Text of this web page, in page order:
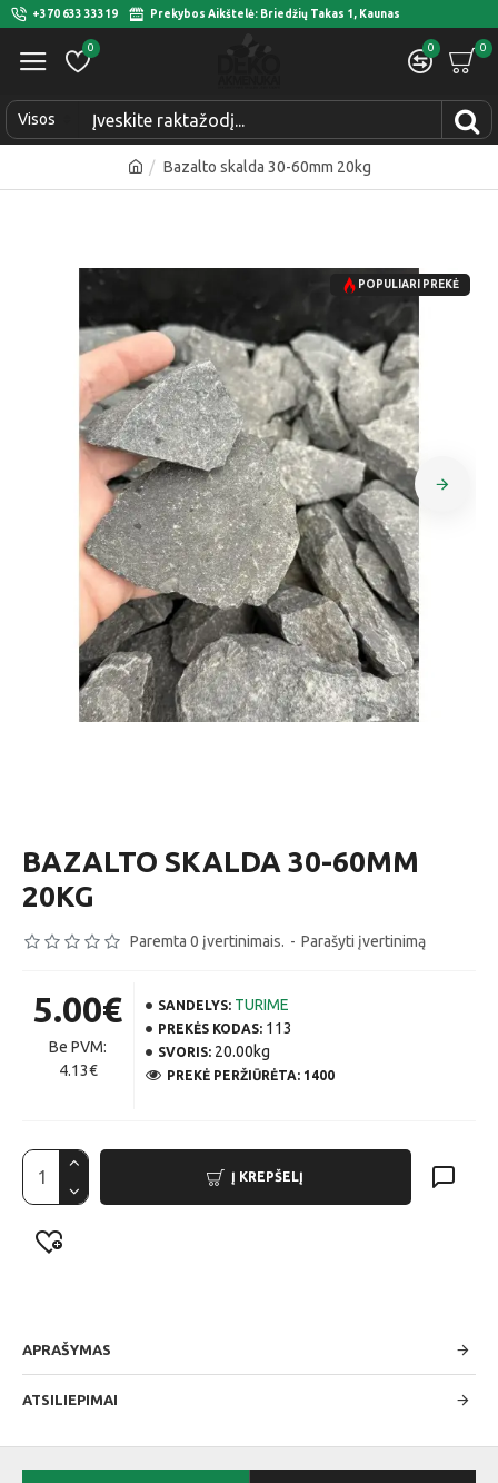
+370 633 33319 Prekybos Aikštelė: Briedžių Takas 1, Kaunas
0 0 0
Visos
Bazalto skalda 30-60mm 20kg
POPULIARI PREKĖ
BAZALTO SKALDA 30-60MM
20KG
Paremta 0 įvertinimais. - Parašyti įvertinimą
5.00€
Be PVM:
4.13€
SANDELYS: TURIME
PREKĖS KODAS: 113
SVORIS: 20.00kg
PREKĖ PERŽIŪRĖTA: 1400
Į KREPŠELĮ
APRAŠYMAS
ATSILIEPIMAI